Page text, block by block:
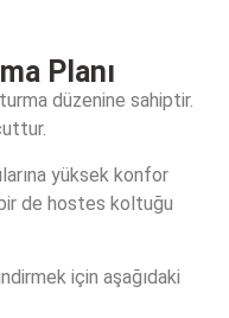
Planı
düzenine sahiptir.
yüksek konfor
de hostes koltuğu
için aşağıdaki